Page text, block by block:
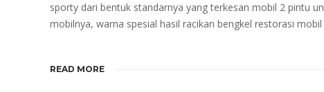
sporty dari bentuk standarnya yang terkesan mobil 2 pintu
mobilnya, warna spesial hasil racikan bengkel restorasi
READ MORE